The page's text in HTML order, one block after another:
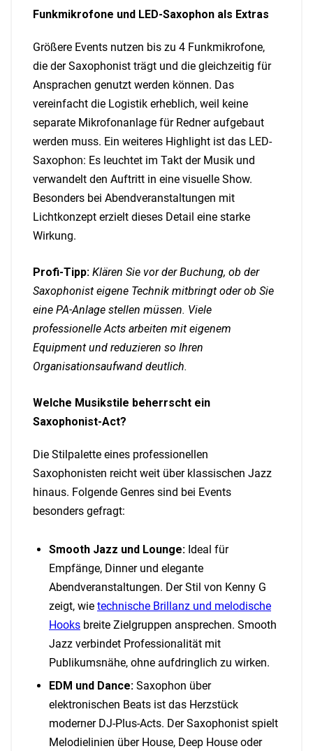
Funkmikrofone und LED-Saxophon als Extras
Größere Events nutzen bis zu 4 Funkmikrofone,
die der Saxophonist trägt und die gleichzeitig für
Ansprachen genutzt werden können. Das
vereinfacht die Logistik erheblich, weil keine
separate Mikrofonanlage für Redner aufgebaut
werden muss. Ein weiteres Highlight ist das LED-
Saxophon: Es leuchtet im Takt der Musik und
verwandelt den Auftritt in eine visuelle Show.
Besonders bei Abendveranstaltungen mit
Lichtkonzept erzielt dieses Detail eine starke
Wirkung.
Profi-Tipp: Klären Sie vor der Buchung, ob der
Saxophonist eigene Technik mitbringt oder ob Sie
eine PA-Anlage stellen müssen. Viele
professionelle Acts arbeiten mit eigenem
Equipment und reduzieren so Ihren
Organisationsaufwand deutlich.
Welche Musikstile beherrscht ein
Saxophonist-Act?
Die Stilpalette eines professionellen
Saxophonisten reicht weit über klassischen Jazz
hinaus. Folgende Genres sind bei Events
besonders gefragt:
Smooth Jazz und Lounge: Ideal für
Empfänge, Dinner und elegante
Abendveranstaltungen. Der Stil von Kenny G
zeigt, wie technische Brillanz und melodische
Hooks breite Zielgruppen ansprechen. Smooth
Jazz verbindet Professionalität mit
Publikumsnähe, ohne aufdringlich zu wirken.
EDM und Dance: Saxophon über
elektronischen Beats ist das Herzstück
moderner DJ-Plus-Acts. Der Saxophonist spielt
Melodielinien über House, Deep House oder